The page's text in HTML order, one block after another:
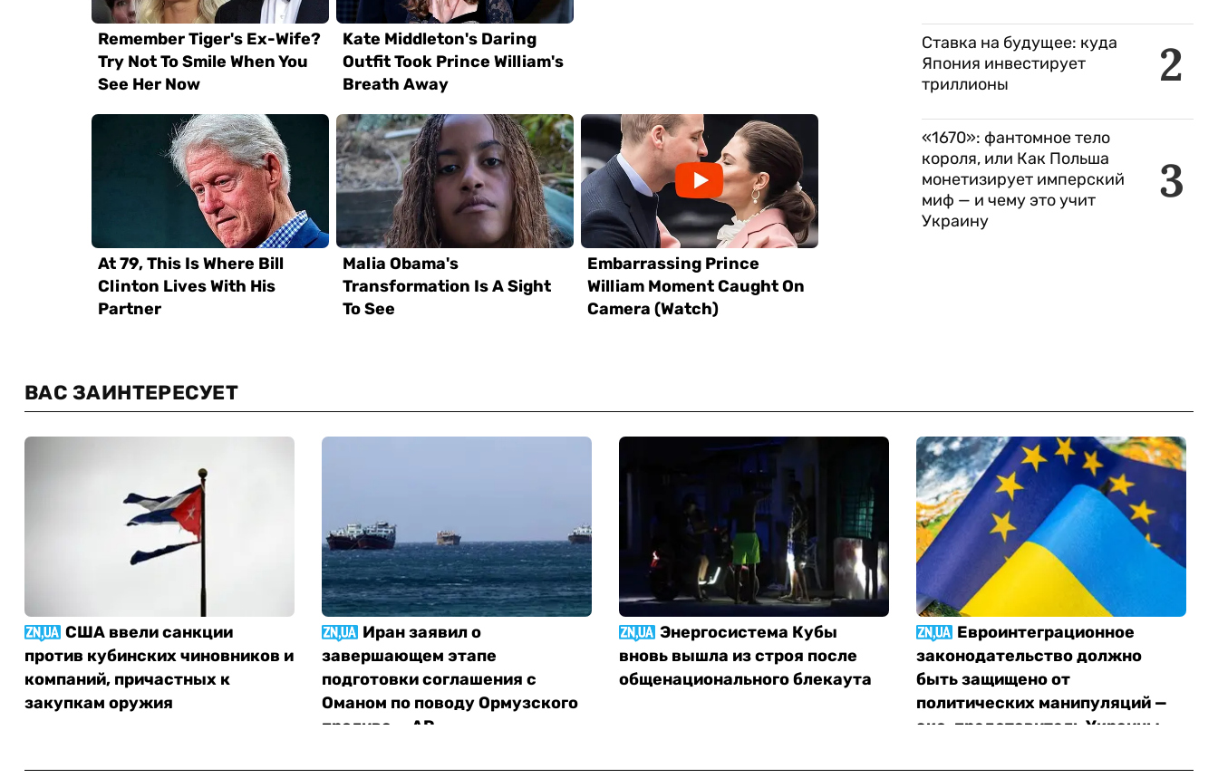
2
Ставка на будущее: куда
Япония инвестирует
триллионы
3
«1670»: фантомное тело
короля, или Как Польша
монетизирует имперский
миф — и чему это учит
Украину
ВАС ЗАИНТЕРЕСУЕТ
США ввели санкции
против кубинских чиновников и
компаний, причастных к
закупкам оружия
Иран заявил о
завершающем этапе
подготовки соглашения с
Оманом по поводу Ормузского
пролива — AP
Энергосистема Кубы
вновь вышла из строя после
общенационального блекаута
Евроинтеграционное
законодательство должно
быть защищено от
политических манипуляций —
экс-представитель Украины